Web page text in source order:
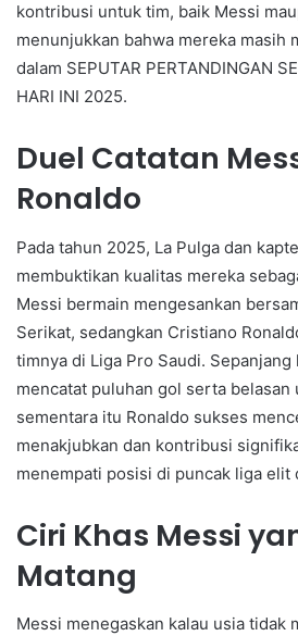
kontribusi untuk tim, baik Messi
menunjukkan bahwa mereka masih
dalam SEPUTAR PERTANDINGAN
HARI INI 2025.
Duel Catatan
Ronaldo
Pada tahun 2025, La Pulga dan
membuktikan kualitas mereka
Messi bermain mengesankan
Serikat, sedangkan Cristiano
timnya di Liga Pro Saudi.
mencatat puluhan gol serta belasan
sementara itu Ronaldo sukses
menakjubkan dan kontribusi
menempati posisi di puncak liga elit
Ciri Khas Messi
Matang
Messi menegaskan kalau usia tidak